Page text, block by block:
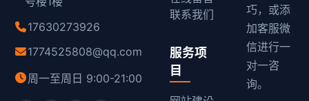
17630273926
1774525808@qq.com
周一至周日 9:00-21:00
联系我们
服务项
目
巧，或添
加客服微
信进行一
对一咨
询。